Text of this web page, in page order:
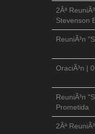
2Âª
Stevenson
ReuniÃ³n
OraciÃ³n |
ReuniÃ³n
Prometida
2Âª